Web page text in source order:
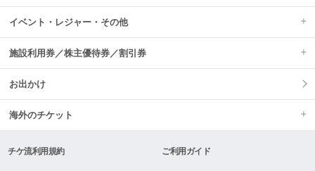
イベント・レジャー・その他
施設利用券／株主優待券／割引券
お出かけ
海外のチケット
チケ流利用規約 ご利用ガイド